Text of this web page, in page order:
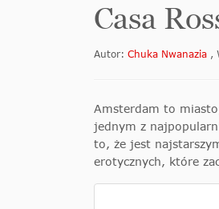
Casa
Autor: Chuka Nwanazia ,
Amsterdam to
jednym z
to, że jest
erotycznych, które